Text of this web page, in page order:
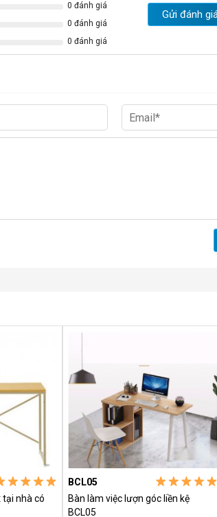
0 đánh giá
0 đánh giá
0 đánh giá
Gửi đánh
BCL05
Bàn làm việc lượn góc liền kệ
BCL05